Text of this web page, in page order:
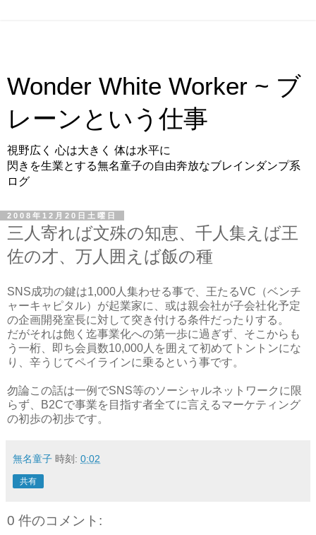
Wonder White Worker ~ ブ
レーンという仕事
視野広く 心は大きく 体は水平に
閃きを生業とする無名童子の自由奔放なブレインダンプ系
ログ
2008年12月20日土曜日
三人寄れば文殊の知恵、千人集えば王
佐の才、万人囲えば飯の種
SNS成功の鍵は1,000人集わせる事で、王たるVC（ベンチ
ャーキャピタル）が起業家に、或は親会社が子会社化予定
の企画開発室長に対して突き付ける条件だったりする。
だがそれは飽く迄事業化への第一歩に過ぎず、そこからも
う一桁、即ち会員数10,000人を囲えて初めてトントンにな
り、辛うじてペイラインに乗るという事です。
勿論この話は一例でSNS等のソーシャルネットワークに限
らず、B2Cで事業を目指す者全てに言えるマーケティング
の初歩の初歩です。
無名童子 時刻: 0:02
共有
0 件のコメント: